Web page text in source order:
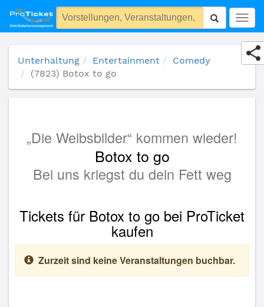
(7823) Botox to go
Unterhaltung Entertainment
Comedy
(7823) Botox to go
„Die Weibsbilder“ kommen wieder!
Botox to go
Bei uns kriegst du dein Fett weg
Tickets für Botox to go bei ProTicket
kaufen
Zurzeit sind keine Veranstaltungen buchbar.